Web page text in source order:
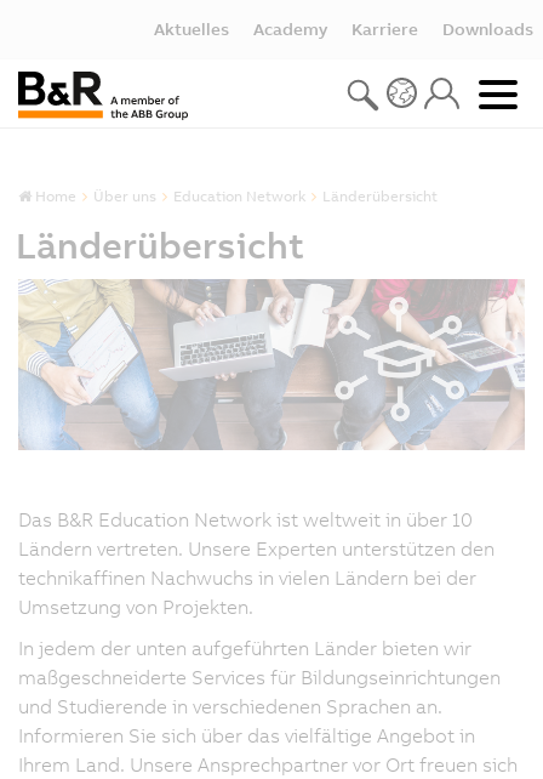
Aktuelles Academy Karriere Downloads
Home Über uns Education Network Länderübersicht
Länderübersicht
Das B&R Education Network ist weltweit in über 10
Ländern vertreten. Unsere Experten unterstützen den
technikaffinen Nachwuchs in vielen Ländern bei der
Umsetzung von Projekten.
In jedem der unten aufgeführten Länder bieten wir
maßgeschneiderte Services für Bildungseinrichtungen
und Studierende in verschiedenen Sprachen an.
Informieren Sie sich über das vielfältige Angebot in
Ihrem Land. Unsere Ansprechpartner vor Ort freuen sich